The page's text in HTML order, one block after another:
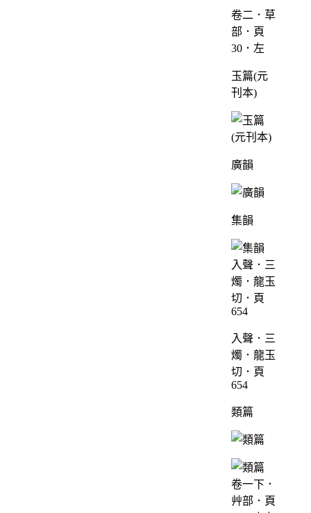
卷二．草
部．頁
30．左
玉篇(元
刊本)
廣韻
集韻
入聲．三
燭．龍玉
切．頁
654
類篇